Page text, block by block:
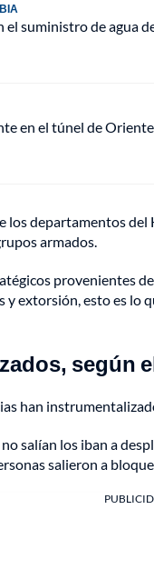
el suministro de agua
en el túnel de
departamentos
armados.
provenientes
extorsión, esto es lo
según
han
salían los iban a
salieron a